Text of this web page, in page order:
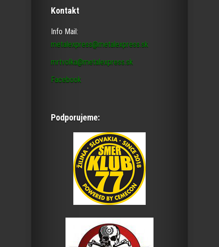
Kontakt
Info Mail:
metalexpress@metalexpress.sk
mrtvolka@metalexpress.sk
Facebook
Podporujeme: